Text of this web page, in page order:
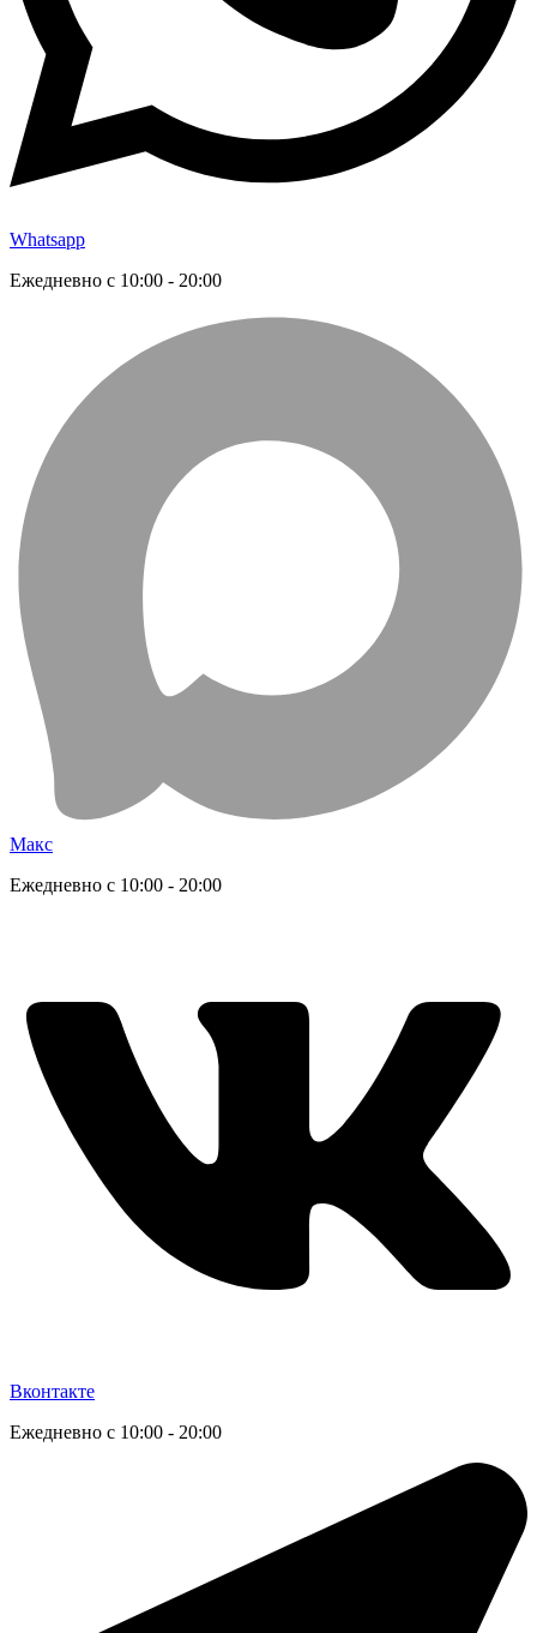
Whatsapp
Ежедневно с 10:00 - 20:00
Макс
Ежедневно с 10:00 - 20:00
Вконтакте
Ежедневно с 10:00 - 20:00